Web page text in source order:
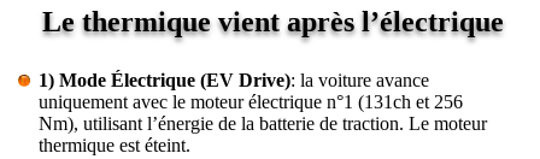
Le thermique vient après l’électrique
1) Mode Électrique (EV Drive): la voiture avance
uniquement avec le moteur électrique n°1 (131ch et 256
Nm), utilisant l’énergie de la batterie de traction. Le moteur
thermique est éteint.